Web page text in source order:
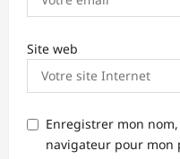
Site web
Enregistrer mon
navigateur pour mon